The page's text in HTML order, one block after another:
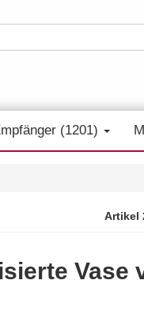
(1201)
Artikel
Vase